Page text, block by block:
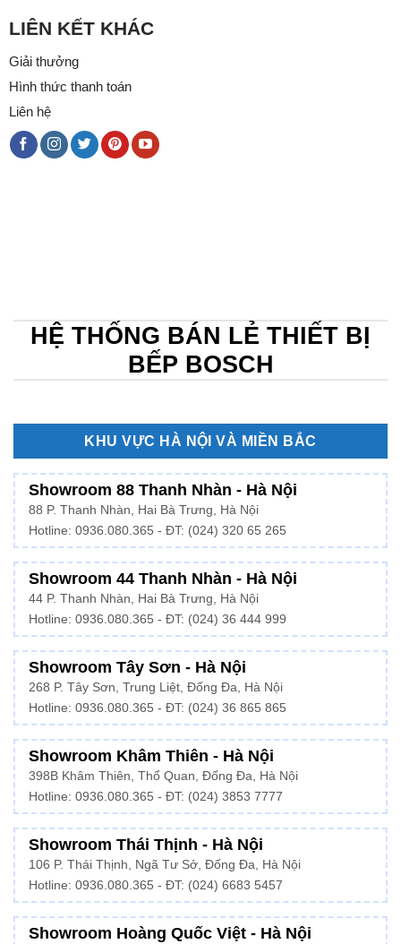
LIÊN KẾT KHÁC
Giải thưởng
Hình thức thanh toán
Liên hệ
HỆ THỐNG BÁN LẺ THIẾT BỊ
BẾP BOSCH
KHU VỰC HÀ NỘI VÀ MIỀN BẮC
Showroom 88 Thanh Nhàn - Hà Nội
88 P. Thanh Nhàn, Hai Bà Trưng, Hà Nội
Hotline: 0936.080.365 - ĐT: (024) 320 65 265
Showroom 44 Thanh Nhàn - Hà Nội
44 P. Thanh Nhàn, Hai Bà Trưng, Hà Nội
Hotline: 0936.080.365 - ĐT: (024) 36 444 999
Showroom Tây Sơn - Hà Nội
268 P. Tây Sơn, Trung Liệt, Đống Đa, Hà Nội
Hotline: 0936.080.365 - ĐT: (024) 36 865 865
Showroom Khâm Thiên - Hà Nội
398B Khâm Thiên, Thổ Quan, Đống Đa, Hà Nội
Hotline: 0936.080.365 - ĐT: (024) 3853 7777
Showroom Thái Thịnh - Hà Nội
106 P. Thái Thịnh, Ngã Tư Sở, Đống Đa, Hà Nội
Hotline: 0936.080.365 - ĐT: (024) 6683 5457
Showroom Hoàng Quốc Việt - Hà Nội